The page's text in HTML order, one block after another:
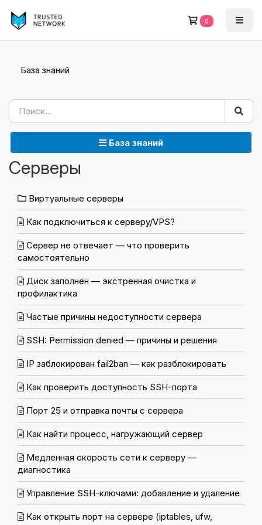
0
База знаний
База знаний
Серверы
Виртуальные серверы
Как подключиться к серверу/VPS?
Сервер не отвечает — что проверить
самостоятельно
Диск заполнен — экстренная очистка и
профилактика
Частые причины недоступности сервера
SSH: Permission denied — причины и решения
IP заблокирован fail2ban — как разблокировать
Как проверить доступность SSH-порта
Порт 25 и отправка почты с сервера
Как найти процесс, нагружающий сервер
Медленная скорость сети к серверу —
диагностика
Управление SSH-ключами: добавление и удаление
Как открыть порт на сервере (iptables, ufw,